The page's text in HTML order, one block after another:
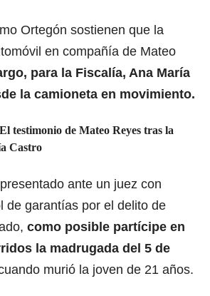
Ortegón sostienen que la
en compañía de Mateo
para la Fiscalía, Ana María
la camioneta en movimiento.
testimonio de Mateo Reyes tras la
Castro
ante un juez con
de garantías por el delito de
como posible partícipe en
la madrugada del 5 de
murió la joven de 21 años.